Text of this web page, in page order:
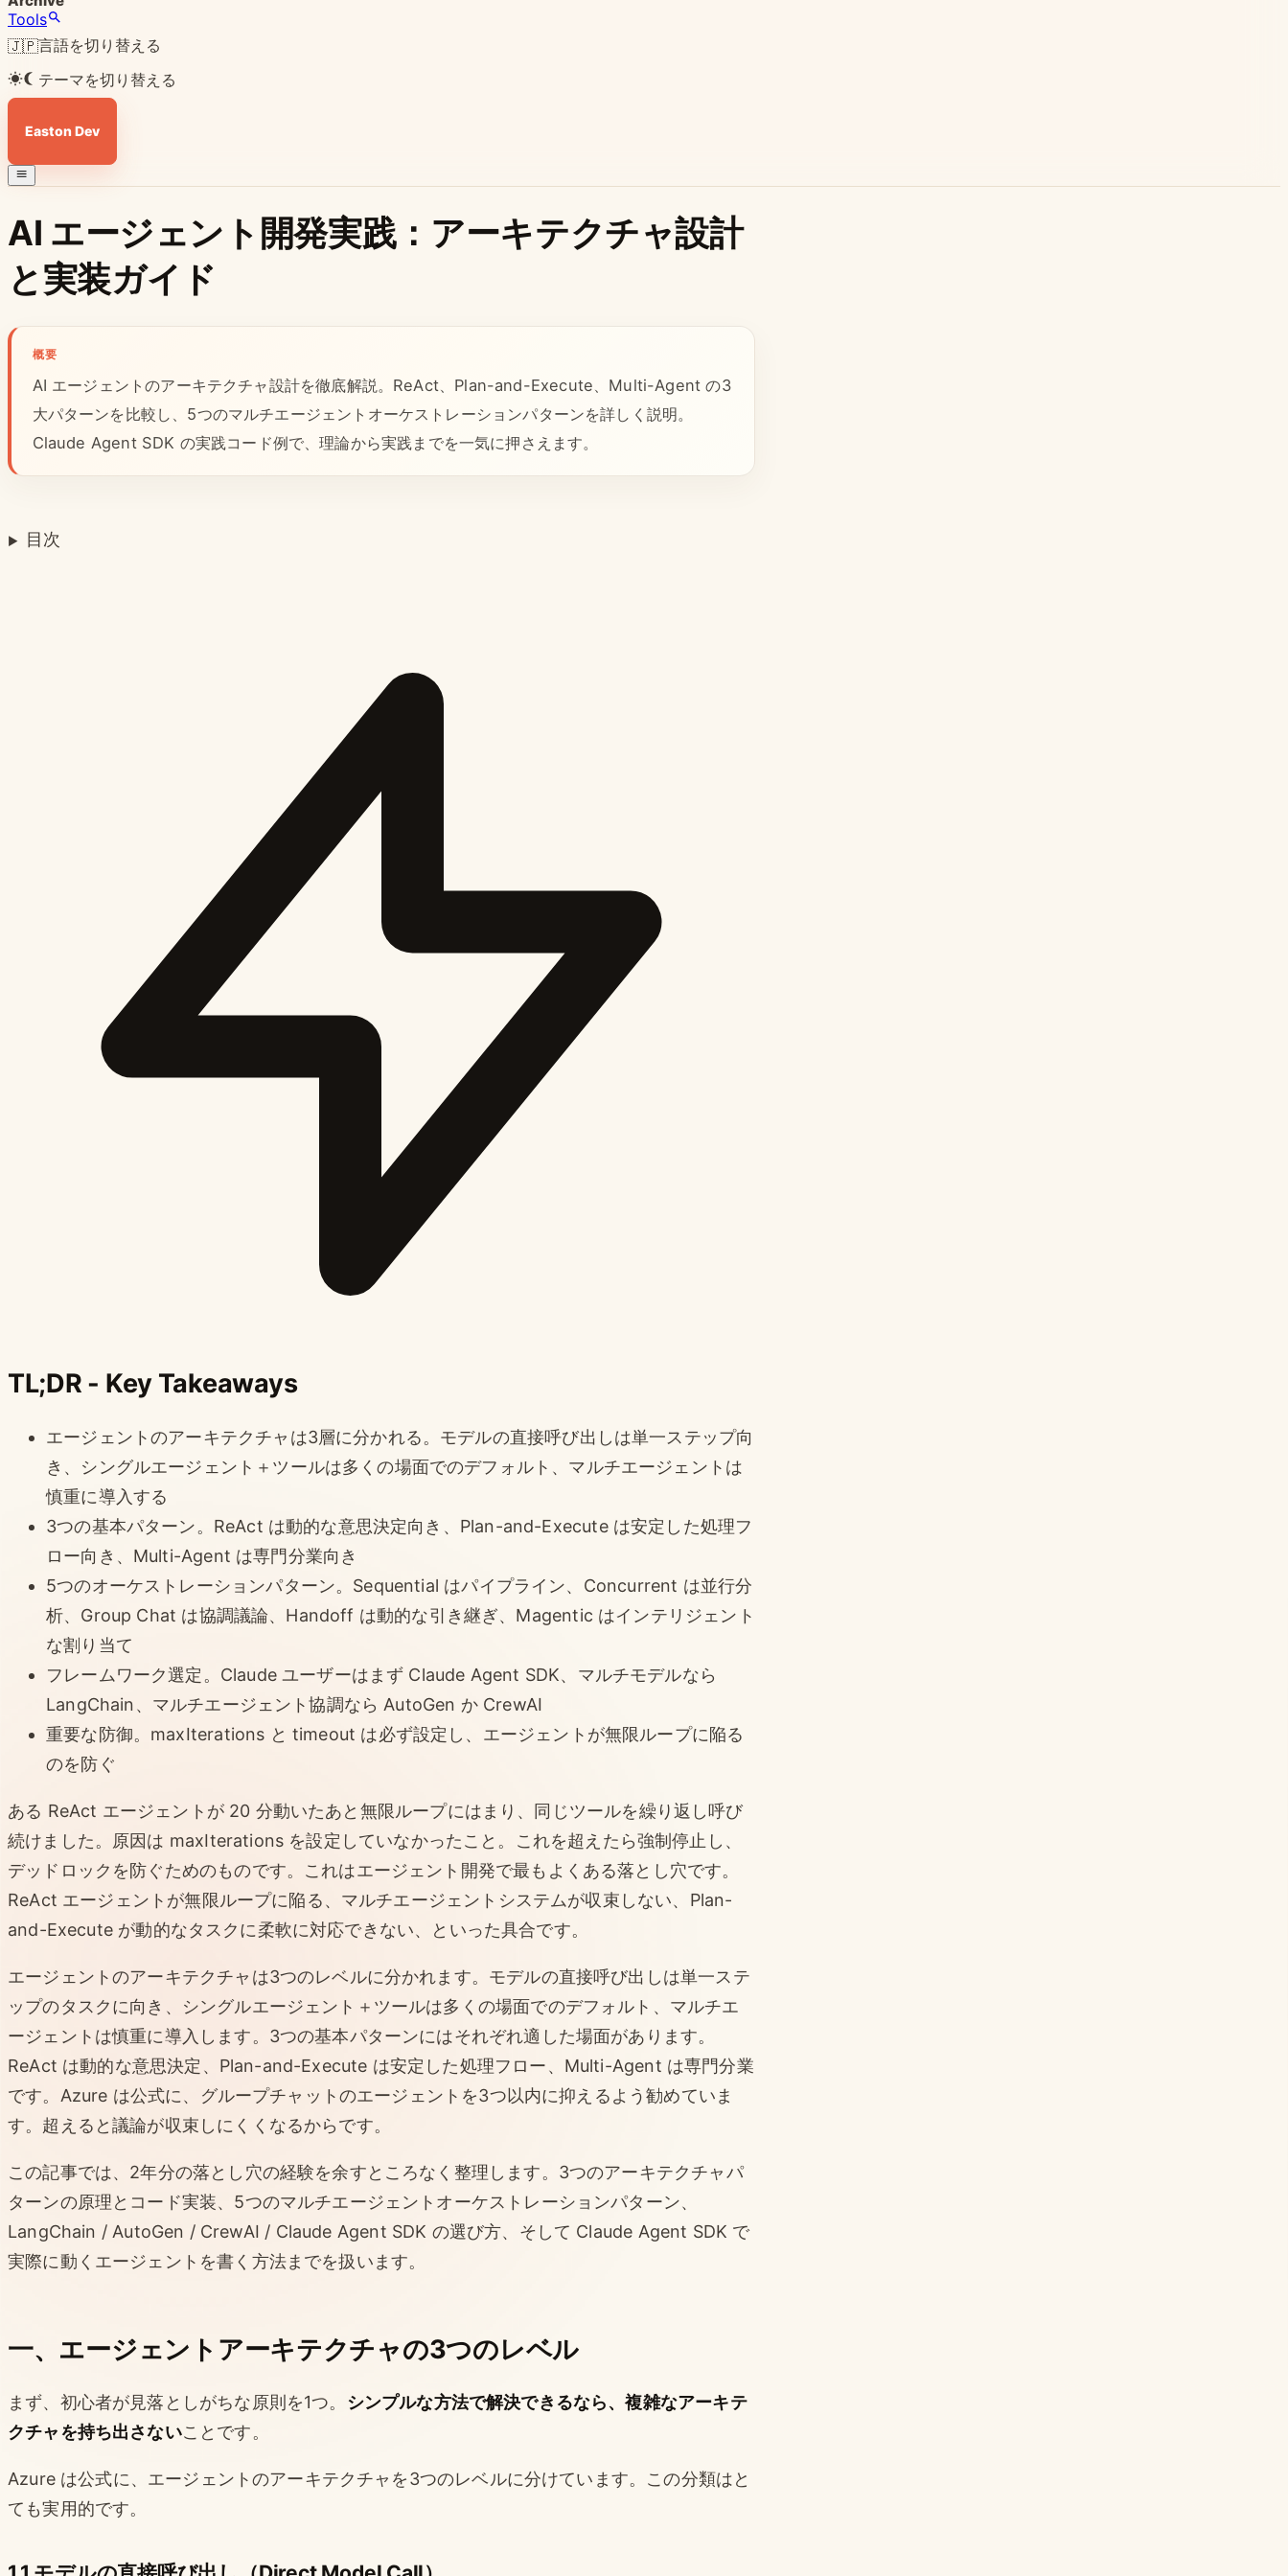
Tools
🇯🇵言語を切り替える
テーマを切り替える
Easton Dev
AI エージェント開発実践：アーキテクチャ設計
と実装ガイド
概要
AI エージェントのアーキテクチャ設計を徹底解説。ReAct、Plan-and-Execute、Multi-Agent の3
大パターンを比較し、5つのマルチエージェントオーケストレーションパターンを詳しく説明。
Claude Agent SDK の実践コード例で、理論から実践までを一気に押さえます。
目次
TL;DR - Key Takeaways
エージェントのアーキテクチャは3層に分かれる。モデルの直接呼び出しは単一ステップ向
き、シングルエージェント＋ツールは多くの場面でのデフォルト、マルチエージェントは
慎重に導入する
3つの基本パターン。ReAct は動的な意思決定向き、Plan-and-Execute は安定した処理フ
ロー向き、Multi-Agent は専門分業向き
5つのオーケストレーションパターン。Sequential はパイプライン、Concurrent は並行分
析、Group Chat は協調議論、Handoff は動的な引き継ぎ、Magentic はインテリジェント
な割り当て
フレームワーク選定。Claude ユーザーはまず Claude Agent SDK、マルチモデルなら
LangChain、マルチエージェント協調なら AutoGen か CrewAI
重要な防御。maxIterations と timeout は必ず設定し、エージェントが無限ループに陥る
のを防ぐ
ある ReAct エージェントが 20 分動いたあと無限ループにはまり、同じツールを繰り返し呼び
続けました。原因は maxIterations を設定していなかったこと。これを超えたら強制停止し、
デッドロックを防ぐためのものです。これはエージェント開発で最もよくある落とし穴です。
ReAct エージェントが無限ループに陥る、マルチエージェントシステムが収束しない、Plan-
and-Execute が動的なタスクに柔軟に対応できない、といった具合です。
エージェントのアーキテクチャは3つのレベルに分かれます。モデルの直接呼び出しは単一ステ
ップのタスクに向き、シングルエージェント＋ツールは多くの場面でのデフォルト、マルチエ
ージェントは慎重に導入します。3つの基本パターンにはそれぞれ適した場面があります。
ReAct は動的な意思決定、Plan-and-Execute は安定した処理フロー、Multi-Agent は専門分業
です。Azure は公式に、グループチャットのエージェントを3つ以内に抑えるよう勧めていま
す。超えると議論が収束しにくくなるからです。
この記事では、2年分の落とし穴の経験を余すところなく整理します。3つのアーキテクチャパ
ターンの原理とコード実装、5つのマルチエージェントオーケストレーションパターン、
LangChain / AutoGen / CrewAI / Claude Agent SDK の選び方、そして Claude Agent SDK で
実際に動くエージェントを書く方法までを扱います。
一、エージェントアーキテクチャの3つのレベル
まず、初心者が見落としがちな原則を1つ。 シンプルな方法で解決できるなら、複雑なアーキテ
クチャを持ち出さないことです。
Azure は公式に、エージェントのアーキテクチャを3つのレベルに分けています。この分類はと
ても実用的です。